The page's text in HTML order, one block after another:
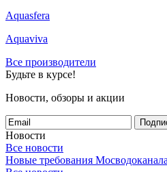
Aquasfera
Aquaviva
Все производители
Будьте в курсе!
Новости, обзоры и акции
Новости
Все новости
Новые требования